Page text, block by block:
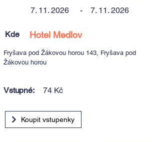
7. 11. 2026
- 7. 11. 2026
Kde Hotel Medlov
Fryšava pod Žákovou horou 143, Fryšava pod
Žákovou horou
Vstupné: 74 Kč
Koupit vstupenky